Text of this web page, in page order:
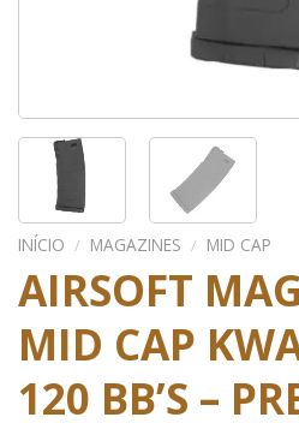
INÍCIO / MAGAZINES / MID CAP
AIRSOFT
MID CAP
120 BB’S –